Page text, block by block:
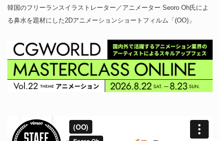
韓国のフリーランスイラストレーター／アニメーター Seoro Oh氏によ
る鼻水を題材にした2Dアニメーションショートフィルム「(OO)」